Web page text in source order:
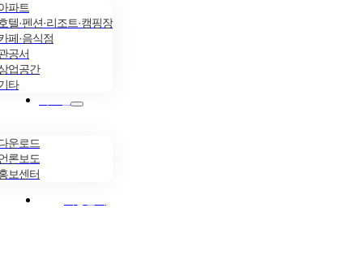
파트
텔·펜션·리조트·캠핑장
페·음식점
공서
업공간
타
운로드
론보도
보센터